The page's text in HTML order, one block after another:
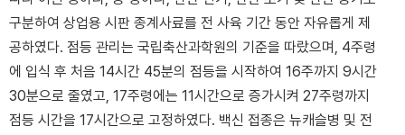
구분하여 상업용 시판 종계사료를 전 사육 기간 동안 자유롭게 제
공하였다. 점등 관리는 국립축산과학원의 기준을 따랐으며, 4주령
에 입식 후 처음 14시간 45분의 점등을 시작하여 16주까지 9시간
30분으로 줄였고, 17주령에는 11시간으로 증가시켜 27주령까지
점등 시간을 17시간으로 고정하였다. 백신 접종은 뉴캐슬병 및 전